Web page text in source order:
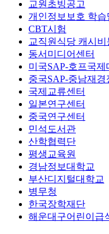
교원초빙공고
개인정보보호 학습
CBT시험
교직원식당 캐시비
동서미디어센터
미국SAP-호프국제
중국SAP-중남재
국제교류센터
일본연구센터
중국연구센터
민석도서관
산학협력단
평생교육원
경남정보대학교
부산디지털대학교
병무청
한국장학재단
해운대구어린이급